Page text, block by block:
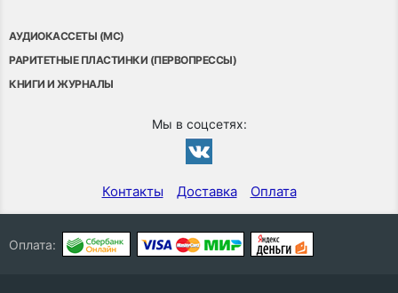
АУДИОКАССЕТЫ (MC)
РАРИТЕТНЫЕ ПЛАСТИНКИ (ПЕРВОПРЕССЫ)
КНИГИ И ЖУРНАЛЫ
Мы в соцсетях:
Контакты Доставка Оплата
Оплата: